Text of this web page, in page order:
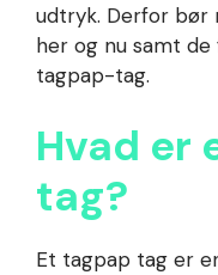
udtryk. Derfor bør
her og nu samt
tagpap-tag.
Hvad er
tag?
Et tagpap tag er